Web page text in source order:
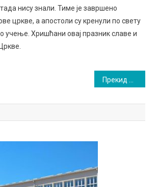
нису знали. Тиме је завршено
цркве, а апостоли су кренули по свету
учење. Хришћани овај празник славе и